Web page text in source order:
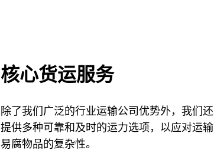
核心货运服务
除了我们广泛的行业运输公司优势外，我们还
提供多种可靠和及时的运力选项，以应对运输
易腐物品的复杂性。